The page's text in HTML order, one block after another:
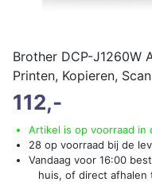
Brother DCP-J1260W
Printen, Kopieren,
Fi(meer...)
112,-
Artikel is op voorraad in
28 op voorraad bij de
Vandaag voor 16:00
huis, of direct afhalen